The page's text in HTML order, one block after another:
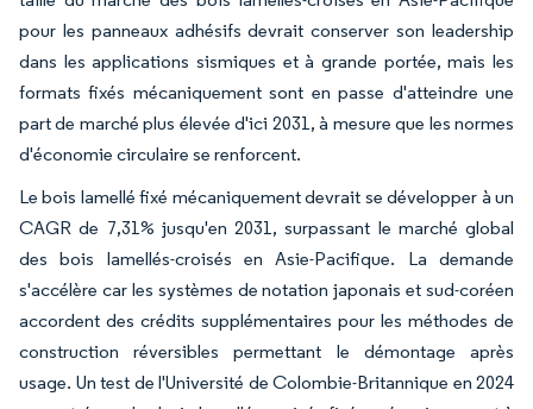
pour les panneaux adhésifs devrait conserver son leadership
dans les applications sismiques et à grande portée, mais les
formats fixés mécaniquement sont en passe d'atteindre une
part de marché plus élevée d'ici 2031, à mesure que les normes
d'économie circulaire se renforcent.
Le bois lamellé fixé mécaniquement devrait se développer à un
CAGR de 7,31% jusqu'en 2031, surpassant le marché global
des bois lamellés-croisés en Asie-Pacifique. La demande
s'accélère car les systèmes de notation japonais et sud-coréen
accordent des crédits supplémentaires pour les méthodes de
construction réversibles permettant le démontage après
usage. Un test de l'Université de Colombie-Britannique en 2024